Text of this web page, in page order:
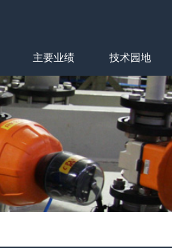
主要业绩 技术园地